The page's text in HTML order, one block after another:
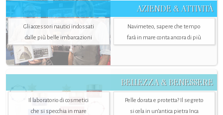
AZIENDE & ATTIVITÀ
Gli accessori nautici indossati
dalle più belle imbarcazioni
Navimeteo, sapere che tempo
farà in mare conta ancora di più
BELLEZZA & BENESSERE
Il laboratorio di cosmetici
che si specchia in mare
Pelle dorata e protetta? Il segreto
si cela in un’antica pietra Inca